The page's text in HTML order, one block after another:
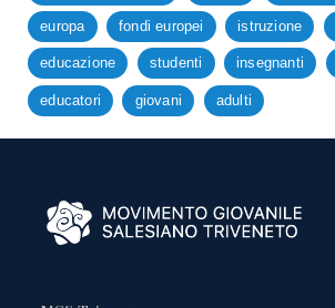
europa fondi europei istruzione
educazione studenti insegnanti
educatori giovani adulti